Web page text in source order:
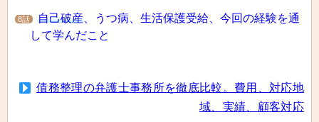
8話 自己破産、うつ病、生活保護受給、今回の経験を通
して学んだこと
債務整理の弁護士事務所を徹底比較。費用、対応地
域、実績、顧客対応